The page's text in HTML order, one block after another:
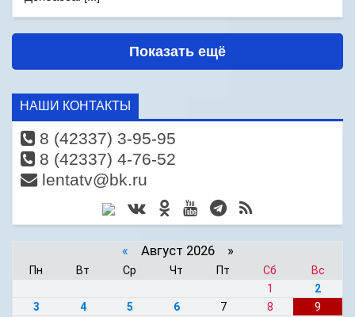
Показать ещё
НАШИ КОНТАКТЫ
8 (42337) 3-95-95
8 (42337) 4-76-52
lentatv@bk.ru
« Август 2026 »
Пн Вт Ср Чт Пт Сб
Вс
1
2
3
4 5 6 7 8
9